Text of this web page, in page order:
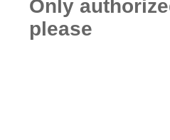
Only
please